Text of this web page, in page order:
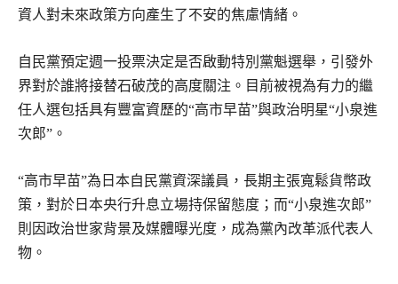
資人對未來政策方向產生了不安的焦慮情緒。
自民黨預定週一投票決定是否啟動特別黨魁選舉，引發外
界對於誰將接替石破茂的高度關注。目前被視為有力的繼
任人選包括具有豐富資歷的“高市早苗”與政治明星“小泉進
次郎”。
“高市早苗”為日本自民黨資深議員，長期主張寬鬆貨幣政
策，對於日本央行升息立場持保留態度；而“小泉進次郎”
則因政治世家背景及媒體曝光度，成為黨內改革派代表人
物。